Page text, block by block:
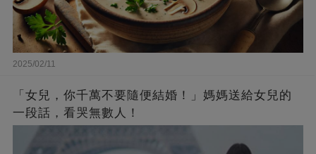
2025/02/11
「女兒，你千萬不要隨便結婚！」媽媽送給女兒的
一段話，看哭無數人！